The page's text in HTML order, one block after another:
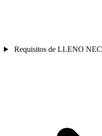
Requisitos de LLENO NEC